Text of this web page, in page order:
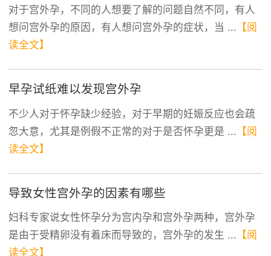
对于宫外孕，不同的人想要了解的问题自然不同，有人
想问宫外孕的原因，有人想问宫外孕的症状，当 ... 【阅
读全文】
早孕试纸难以发现宫外孕
不少人对于怀孕缺少经验，对于早期的妊娠反应也会疏
忽大意，尤其是例假不正常的对于是否怀孕更是 ... 【阅
读全文】
导致女性宫外孕的因素有哪些
妇科专家说女性怀孕分为宫内孕和宫外孕两种，宫外孕
是由于受精卵没有着床而导致的，宫外孕的发生 ... 【阅
读全文】